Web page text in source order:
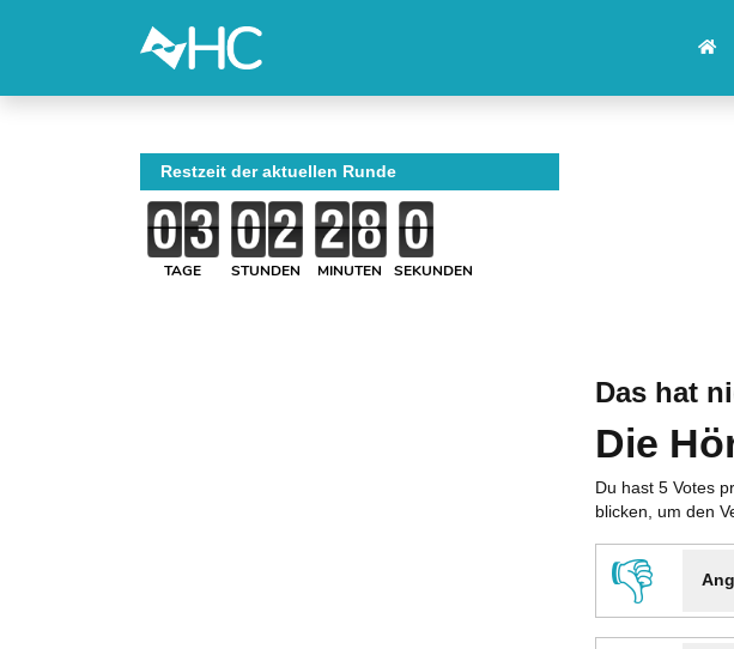
Das hat
Die
Du hast 5 Votes
blicken, um den
👎
Restzeit der aktuellen Runde
TAGE STUNDEN MINUTEN SEKUNDEN